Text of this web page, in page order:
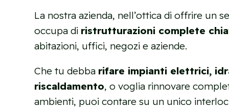
La nostra azienda, nell’ottica di offrire un
occupa di ristrutturazioni complete
abitazioni, uffici, negozi e aziende.
Che tu debba rifare impianti elettrici,
riscaldamento, o voglia rinnovare
ambienti, puoi contare su un unico